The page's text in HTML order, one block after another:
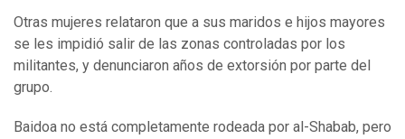
Otras mujeres relataron que a sus maridos e hijos mayores
se les impidió salir de las zonas controladas por los
militantes, y denunciaron años de extorsión por parte del
grupo.
Baidoa no está completamente rodeada por al-Shabab, pero